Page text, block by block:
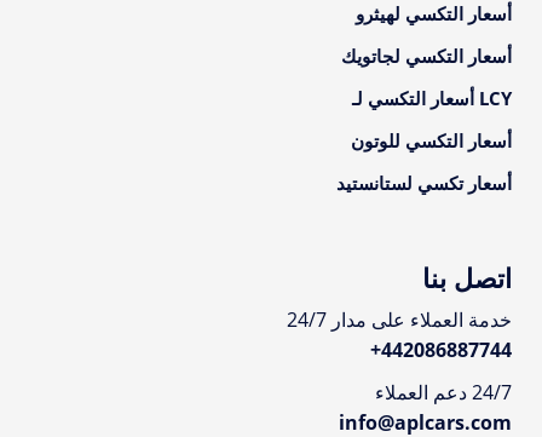
أسعار التكسي لهيثرو
أسعار التكسي لجاتويك
LCY أسعار التكسي لـ
أسعار التكسي للوتون
أسعار تكسي لستانستيد
اتصل بنا
خدمة العملاء على مدار 24/7
+442086887744
24/7 دعم العملاء
info@aplcars.com